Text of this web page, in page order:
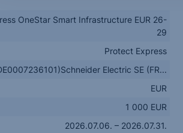
OneStar Smart Infrastructure EUR 26-
29
Protect Express
Electric SE (FR...
EUR
1 000 EUR
2026.07.06. – 2026.07.31.